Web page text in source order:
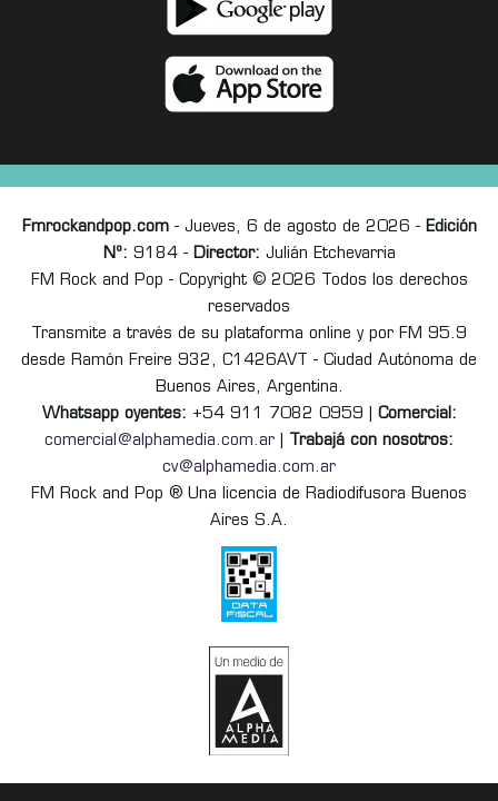
Fmrockandpop.com- Jueves, 6 de agosto de 2026 - Edición
Nº: 9184 - Director: Julián Etchevarria
FM Rock and Pop - Copyright © 2026 Todos los derechos
reservados
Transmite a través de su plataforma online y por FM 95.9
desde Ramón Freire 932, C1426AVT - Ciudad Autónoma de
Buenos Aires, Argentina.
Whatsapp oyentes: +54 911 7082 0959 | Comercial:
comercial@alphamedia.com.ar
Trabajá con nosotros:
cv@alphamedia.com.ar
FM Rock and Pop ® Una licencia de Radiodifusora Buenos
Aires S.A.